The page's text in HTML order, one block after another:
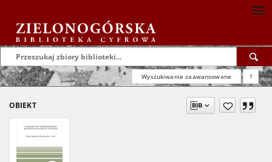
Wyszukiwanie zaawansowane ?
OBIEKT